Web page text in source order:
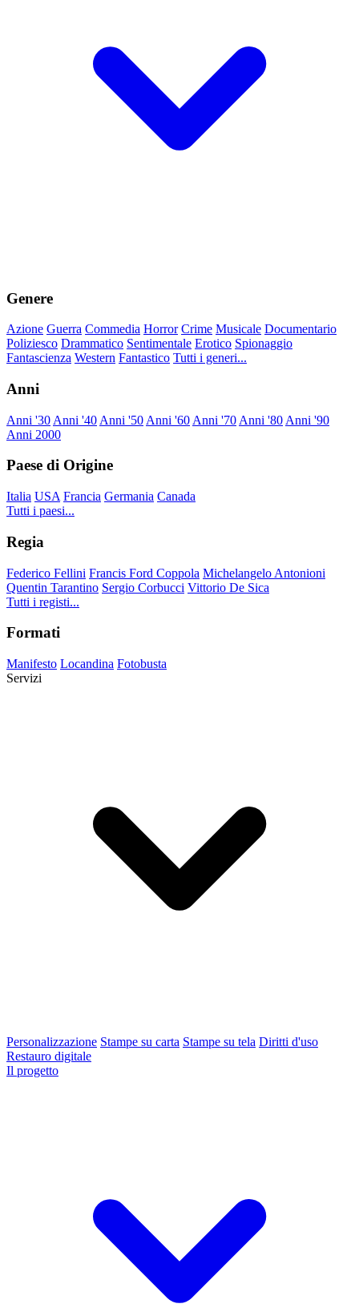
Genere
Azione Guerra Commedia Horror Crime Musicale Documentario
Poliziesco Drammatico Sentimentale Erotico Spionaggio
Fantascienza Western Fantastico Tutti i generi...
Anni
Anni '30 Anni '40 Anni '50 Anni '60 Anni '70 Anni '80 Anni '90
Anni 2000
Paese di Origine
Italia USA Francia Germania Canada
Tutti i paesi...
Regia
Federico Fellini Francis Ford Coppola Michelangelo Antonioni
Quentin Tarantino Sergio Corbucci Vittorio De Sica
Tutti i registi...
Formati
Manifesto Locandina Fotobusta
Servizi
Personalizzazione Stampe su carta Stampe su tela Diritti d'uso
Restauro digitale
Il progetto